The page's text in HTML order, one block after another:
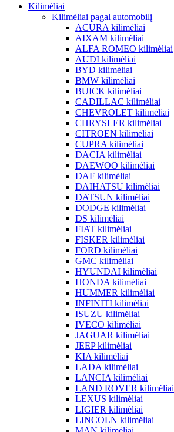
Kilimėliai
Kilimėliai pagal automobilį
ACURA kilimėliai
AIXAM kilimėliai
ALFA ROMEO kilimėliai
AUDI kilimėliai
BYD kilimėliai
BMW kilimėliai
BUICK kilimėliai
CADILLAC kilimėliai
CHEVROLET kilimėliai
CHRYSLER kilimėliai
CITROEN kilimėliai
CUPRA kilimėliai
DACIA kilimėliai
DAEWOO kilimėliai
DAF kilimėliai
DAIHATSU kilimėliai
DATSUN kilimėliai
DODGE kilimėliai
DS kilimėliai
FIAT kilimėliai
FISKER kilimėliai
FORD kilimėliai
GMC kilimėliai
HYUNDAI kilimėliai
HONDA kilimėliai
HUMMER kilimėliai
INFINITI kilimėliai
ISUZU kilimėliai
IVECO kilimėliai
JAGUAR kilimėliai
JEEP kilimėliai
KIA kilimėliai
LADA kilimėliai
LANCIA kilimėliai
LAND ROVER kilimėliai
LEXUS kilimėliai
LIGIER kilimėliai
LINCOLN kilimėliai